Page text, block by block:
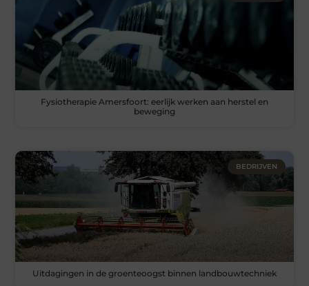
Fysiotherapie Amersfoort: eerlijk werken aan herstel en
beweging
BEDRIJVEN
Uitdagingen in de groenteoogst binnen landbouwtechniek